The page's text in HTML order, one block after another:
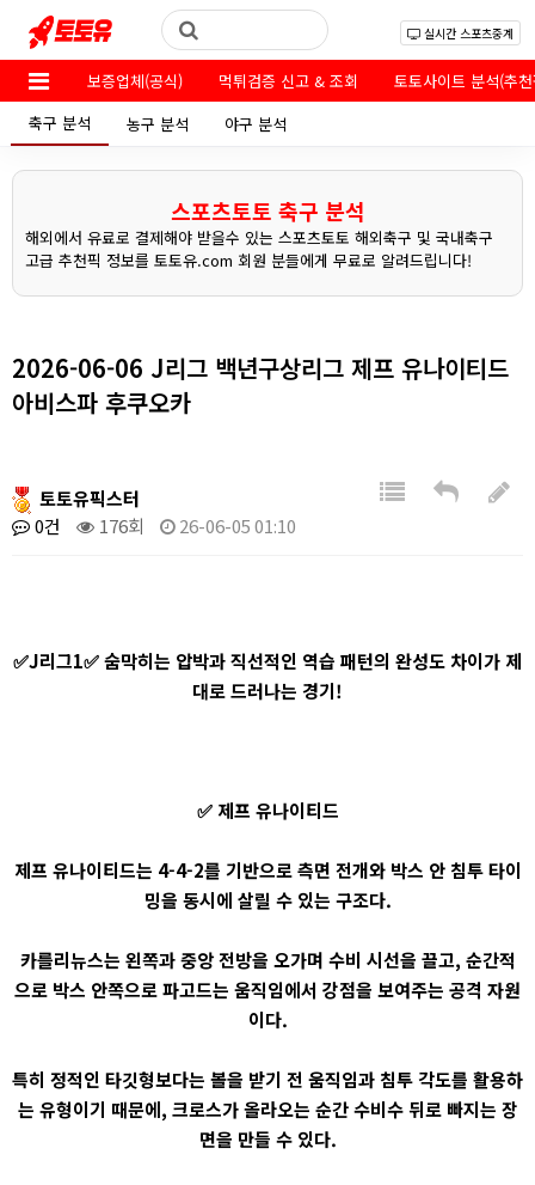
실시간 스포츠중계
보증업체(공식) 먹튀검증 신고 & 조회
토토사이트 분석(추
축구 분석
농구 분석 야구 분석
스포츠토토 축구 분석
해외에서 유료로 결제해야 받을수 있는 스포츠토토 해외축구 및 국내축구
고급 추천픽 정보를 토토유.com 회원 분들에게 무료로 알려드립니다!
2026-06-06 J리그 백년구상리그 제프 유나이티드
아비스파 후쿠오카
토토유픽스터
0건
176회 26-06-05 01:10
✅J리그1✅ 숨막히는 압박과 직선적인 역습 패턴의 완성도 차이가 제
대로 드러나는 경기!
✅ 제프 유나이티드
제프 유나이티드는 4-4-2를 기반으로 측면 전개와 박스 안 침투 타이
밍을 동시에 살릴 수 있는 구조다.
카를리뉴스는 왼쪽과 중앙 전방을 오가며 수비 시선을 끌고, 순간적
으로 박스 안쪽으로 파고드는 움직임에서 강점을 보여주는 공격 자원
이다.
특히 정적인 타깃형보다는 볼을 받기 전 움직임과 침투 각도를 활용하
는 유형이기 때문에, 크로스가 올라오는 순간 수비수 뒤로 빠지는 장
면을 만들 수 있다.